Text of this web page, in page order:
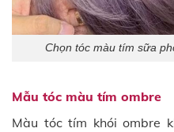
Chọn tóc màu tím sữa
Mẫu tóc màu tím ombre
Màu tóc tím khói ombre